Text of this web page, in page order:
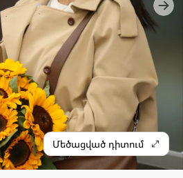
Մեծացված դիտում